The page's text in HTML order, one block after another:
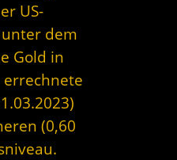
US-
unter dem
Gold in
errechnete
(0,60